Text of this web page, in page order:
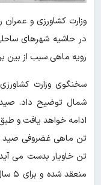
وزارت کشاورزی و
در حاشیه شهرهای
رویه ماهی سبب از بین
سخنگوی وزارت
شمال توضیح داد. صید
تن خاویار بدست می